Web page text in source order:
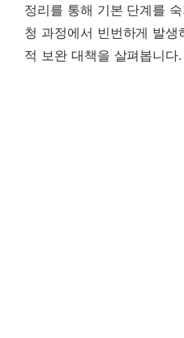
정리를 통해 기본 단계를
청 과정에서 빈번하게 발
적 보완 대책을 살펴봅니다.